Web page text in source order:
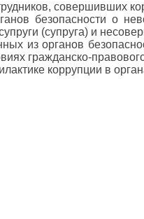
совершивших
безопасности о
(супруга) и
из органов
гражданско-
коррупции в